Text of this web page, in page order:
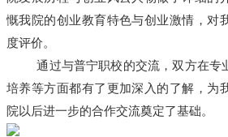
慨我院的创业教育特色与创业激情，对
度评价。
通过与普宁职校的交流，双方在专
培养等方面都有了更加深入的了解，为
院以后进一步的合作交流奠定了基础。